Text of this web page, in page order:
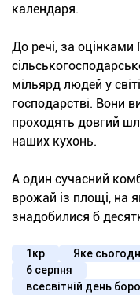
календаря.
До речі, за оцінками
мільярд людей у
господарстві. Вони
проходять довгий
наших кухонь.
А один сучасний
врожай із площі, на
знадобилися б
1кр Яке
6 серпня
всесвітній день